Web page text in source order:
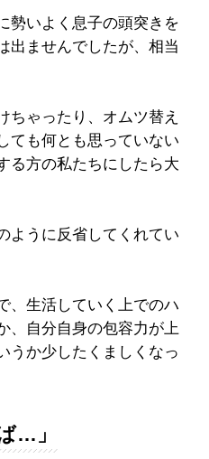
勢いよく息子の頭突きを
出ませんでしたが、相当
ちゃったり、オムツ替え
ても何とも思っていない
る方の私たちにしたら大
ように反省してくれてい
、生活していく上でのハ
、自分自身の包容力が上
うか少したくましくなっ
…」